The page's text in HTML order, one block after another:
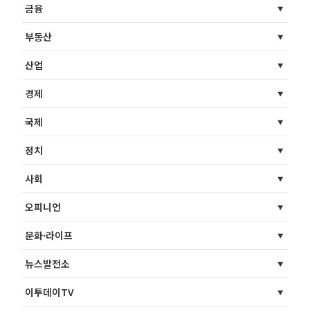
금융
부동산
산업
경제
국제
정치
사회
오피니언
문화·라이프
뉴스발전소
이투데이TV